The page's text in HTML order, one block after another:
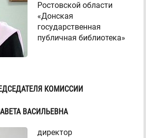
Ростовской области
«Донская
государственная
публичная библиотека»
КОМИССИИ
ВАСИЛЬЕВНА
директор